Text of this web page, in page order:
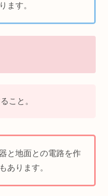
ます。
こと。
と地面との電路を作
あります。